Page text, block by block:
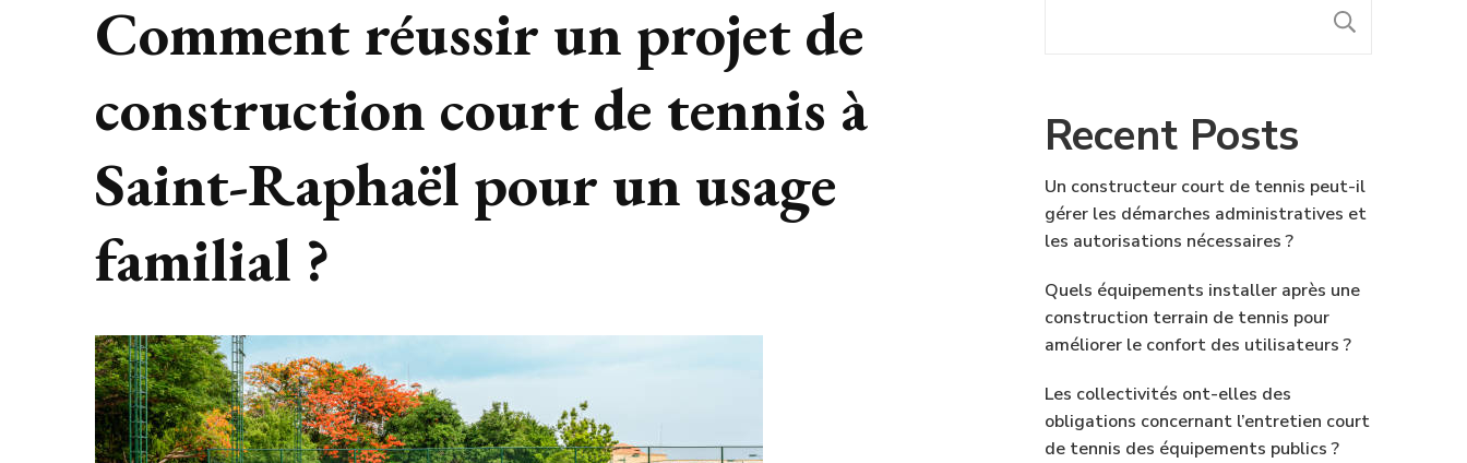
Comment réussir un projet de
construction court de tennis à
Saint-Raphaël pour un usage
familial ?
Recent Posts
Un constructeur court de tennis peut-il
gérer les démarches administratives et
les autorisations nécessaires ?
Quels équipements installer après une
construction terrain de tennis pour
améliorer le confort des utilisateurs ?
Les collectivités ont-elles des
obligations concernant l’entretien court
de tennis des équipements publics ?